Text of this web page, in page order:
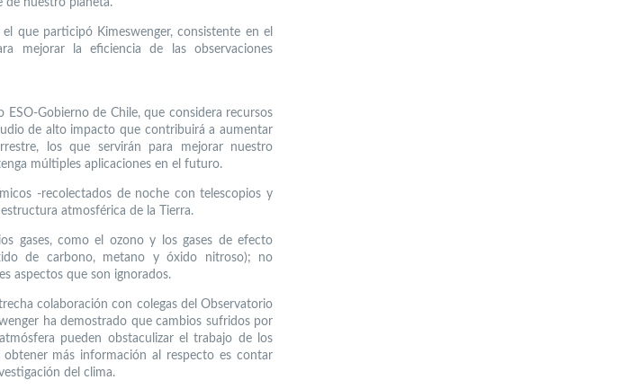
que participó Kimeswenger, consistente en el
mejorar la eficiencia de las observaciones
Gobierno de Chile, que considera recursos
de alto impacto que contribuirá a aumentar
los que servirán para mejorar nuestro
múltiples aplicaciones en el futuro.
-recolectados de noche con telescopios y
atmosférica de la Tierra.
gases, como el ozono y los gases de efecto
de carbono, metano y óxido nitroso); no
aspectos que son ignorados.
colaboración con colegas del Observatorio
ha demostrado que cambios sufridos por
pueden obstaculizar el trabajo de los
más información al respecto es contar
del clima.